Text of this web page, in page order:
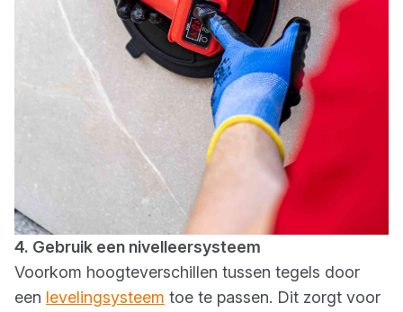
4. Gebruik een nivelleersysteem
Voorkom hoogteverschillen tussen tegels door
een levelingsysteem toe te passen. Dit zorgt voor